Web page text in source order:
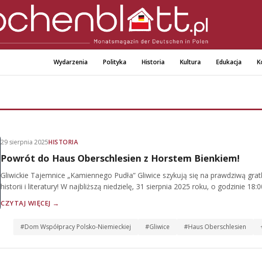
Wydarzenia Polityka Historia Kultura Edukacja
29 sierpnia 2025HISTORIA
Powrót do Haus Oberschlesien z Horstem Bienkiem!
Gliwickie Tajemnice „Kamiennego Pudła” Gliwice szykują się na prawdziwą
historii i literatury! W najbliższą niedzielę, 31 sierpnia 2025 roku, o godzinie
CZYTAJ WIĘCEJ →
#Dom Współpracy Polsko-Niemieckiej #Gliwice #Haus Oberschlesien